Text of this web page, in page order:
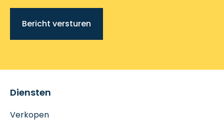
Bericht versturen
Diensten
Verkopen